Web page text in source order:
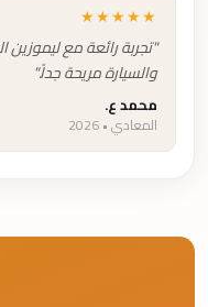
★★★★★
"تجربة رائعة مع
والسيارة مريحة جداً."
محمد ع.
المعادي • 2026